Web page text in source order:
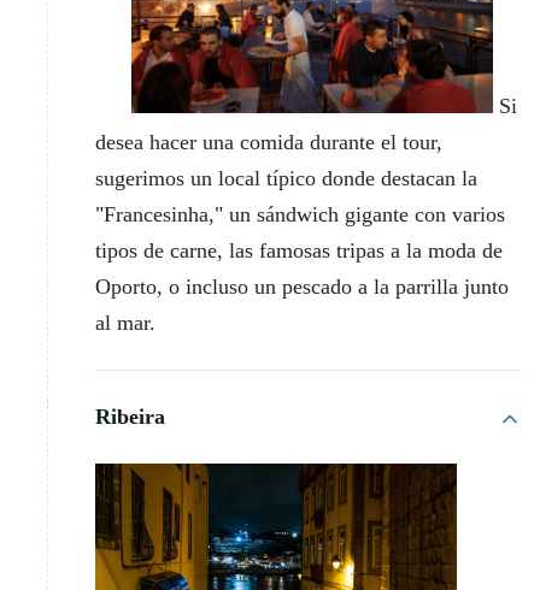
Si
desea hacer una comida durante el tour,
sugerimos un local típico donde destacan la
"Francesinha," un sándwich gigante con varios
tipos de carne, las famosas tripas a la moda de
Oporto, o incluso un pescado a la parrilla junto
al mar.
Ribeira